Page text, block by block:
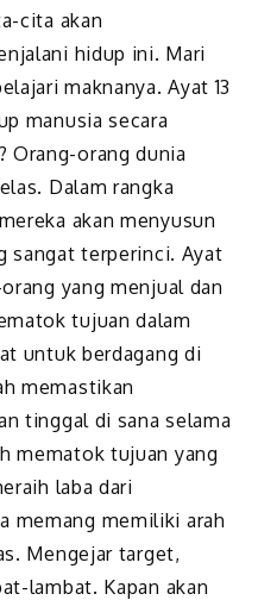
cita akan
hidup ini. Mari
maknanya. Ayat 13
manusia secara
Orang-orang dunia
Dalam rangka
akan menyusun
sangat terperinci. Ayat
yang menjual dan
tujuan dalam
untuk berdagang di
memastikan
tinggal di sana selama
mematok tujuan yang
laba dari
memang memiliki arah
Mengejar target,
lambat. Kapan akan